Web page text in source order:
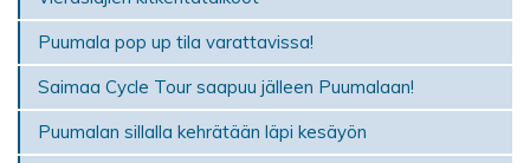
Puumala pop up tila varattavissa!
Saimaa Cycle Tour saapuu jälleen Puumalaan!
Puumalan sillalla kehrätään läpi kesäyön